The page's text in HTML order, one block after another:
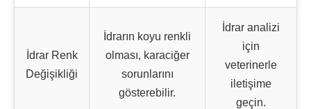
İdrar Renk
Değişikliği
İdrarın koyu renkli
olması, karaciğer
sorunlarını
gösterebilir.
İdrar analizi
için
veterinerle
iletişime
geçin.